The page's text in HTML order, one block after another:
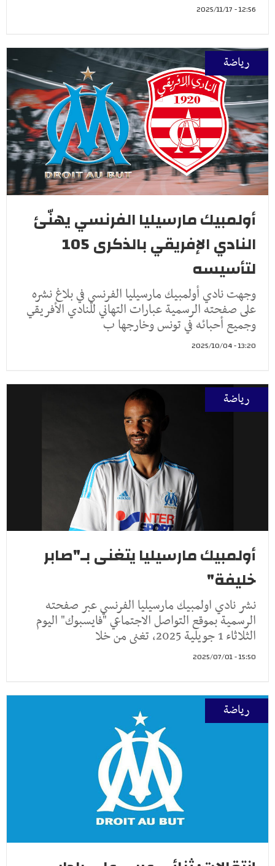
12:56 - 2025/11/17
رياضة
أولمبيك مارسيليا الفرنسي يهنّئ
النادي الإفريقي بالذكرى 105
لتأسيسه
وجهت نادي أولمبيك مارسيليا الفرنسي في بلاغ نشره
على صفحته الرسمية عبارات التهاني للنادي الأفريقي
وجميع أحبائه في تونس وخارجها ب
13:20 - 2025/10/04
رياضة
أولمبيك مارسيليا يتغنى بـ"صابر
خليفة"
نشر نادي اولمبيك مارسيليا الفرنسي عبر صفحته
الرسمية بموقع التواصل الاجتماعي "فايسبوك" اليوم
الثلاثاء 1 جويلية 2025، تغنى من خلا
15:50 - 2025/07/01
رياضة